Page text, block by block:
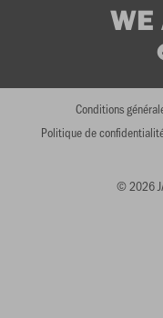
WE
© 2026
Conditions
Politique de